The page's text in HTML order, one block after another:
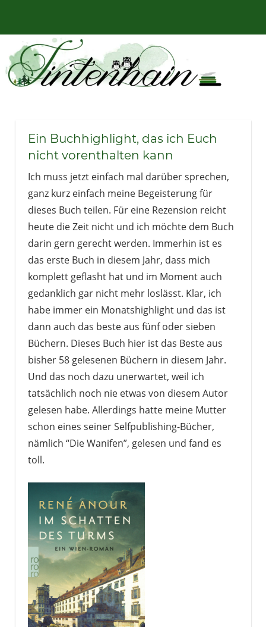
springen
Tintenhain
–
Der
Rezensionen
und
mehr
Ein Buchhighlight, das ich Euch
nicht vorenthalten kann
Ich muss jetzt einfach mal darüber sprechen,
ganz kurz einfach meine Begeisterung für
dieses Buch teilen. Für eine Rezension reicht
heute die Zeit nicht und ich möchte dem Buch
darin gern gerecht werden. Immerhin ist es
das erste Buch in diesem Jahr, dass mich
komplett geflasht hat und im Moment auch
gedanklich gar nicht mehr loslässt. Klar, ich
habe immer ein Monatshighlight und das ist
dann auch das beste aus fünf oder sieben
Büchern. Dieses Buch hier ist das Beste aus
bisher 58 gelesenen Büchern in diesem Jahr.
Und das noch dazu unerwartet, weil ich
tatsächlich noch nie etwas von diesem Autor
gelesen habe. Allerdings hatte meine Mutter
schon eines seiner Selfpublishing-Bücher,
nämlich “Die Wanifen”, gelesen und fand es
toll.